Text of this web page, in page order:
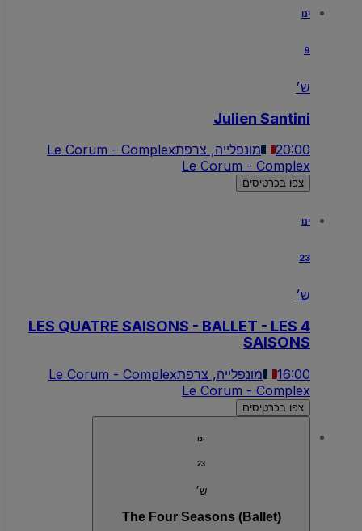
ש׳
Julien Santini
20:00 מונפלייה, צרפתLe Corum - Complex
Le Corum - Complex
צפו בכרטיסים
23
ש׳
LES QUATRE SAISONS - BALLET - LES 4
SAISONS
16:00 מונפלייה, צרפתLe Corum - Complex
Le Corum - Complex
צפו בכרטיסים
ש׳
The Four Seasons (Ballet)